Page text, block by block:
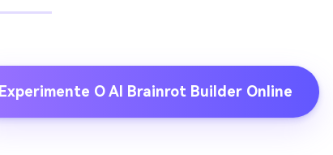
Experimente O AI Brainrot Builder Online